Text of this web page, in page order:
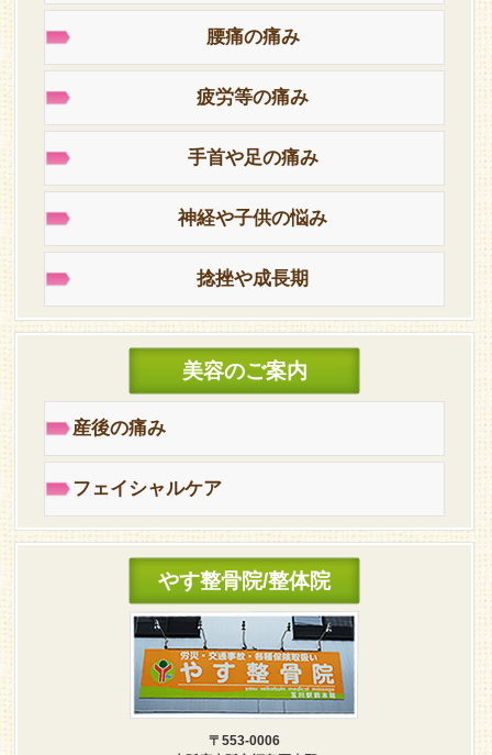
腰痛の痛み
疲労等の痛み
手首や足の痛み
神経や子供の悩み
捻挫や成長期
美容のご案内
産後の痛み
フェイシャルケア
やす整骨院/整体院
〒553-0006